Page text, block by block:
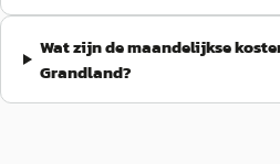
Wat zijn de maandelijkse
Grandland?